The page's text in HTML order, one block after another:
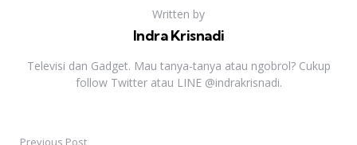
Written by
Indra Krisnadi
Televisi dan Gadget. Mau tanya-tanya atau ngobrol? Cukup
follow Twitter atau LINE @indrakrisnadi.
Previous Post